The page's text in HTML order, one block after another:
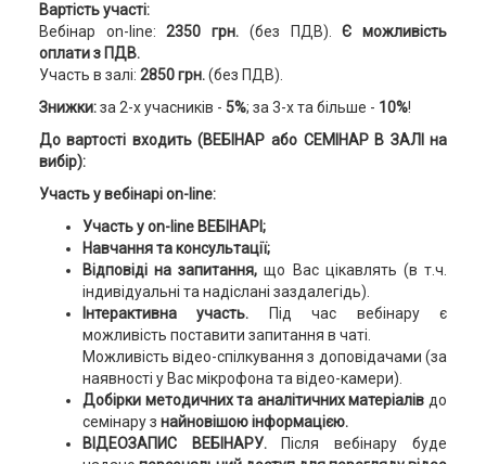
Вартість участі:
Вебінар on-line: 2350 грн. (без ПДВ).Є можливість
оплати з ПДВ.
Участь в залі: 2850 грн.(без ПДВ).
Знижки:за 2-х учасників - 5%; за 3-х та більше - 10%!
До вартості входить (ВЕБІНАР або СЕМІНАР В ЗАЛІ на
вибір):
Участь у вебінарі on-line:
Участь у on-line ВЕБІНАРІ;
Навчання та консультації;
Відповіді на запитання,що Вас цікавлять (в т.ч.
індивідуальні та надіслані заздалегідь).
Інтерактивна участь.
Під час вебінару є
можливість поставити запитання в чаті.
Можливість відео-спілкування з доповідачами (за
наявності у Вас мікрофона та відео-камери).
Добірки методичних та аналітичних матеріалівдо
семінару з найновішою інформацією.
ВІДЕОЗАПИС ВЕБІНАРУ. Після вебінару буде